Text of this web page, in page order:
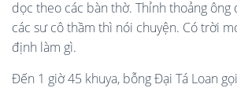
dọc theo các bàn thờ. Thỉnh thoảng ông
các sư cô thầm thì nói chuyện. Có trời
định làm gì.
Đến 1 giờ 45 khuya, bỗng Đại Tá Loan